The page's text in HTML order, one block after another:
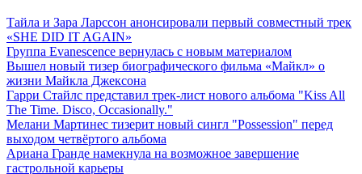
Тайла и Зара Ларссон анонсировали первый совместный трек
«SHE DID IT AGAIN»
Группа Evanescence вернулась с новым материалом
Вышел новый тизер биографического фильма «Майкл» о
жизни Майкла Джексона
Гарри Стайлс представил трек-лист нового альбома "Kiss All
The Time. Disco, Occasionally."
Мелани Мартинес тизерит новый сингл "Possession" перед
выходом четвёртого альбома
Ариана Гранде намекнула на возможное завершение
гастрольной карьеры